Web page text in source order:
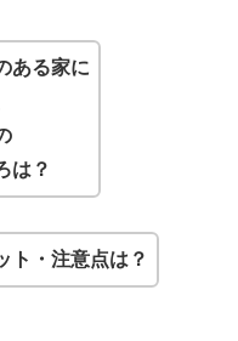
ある家に
は？
ト・注意点は？